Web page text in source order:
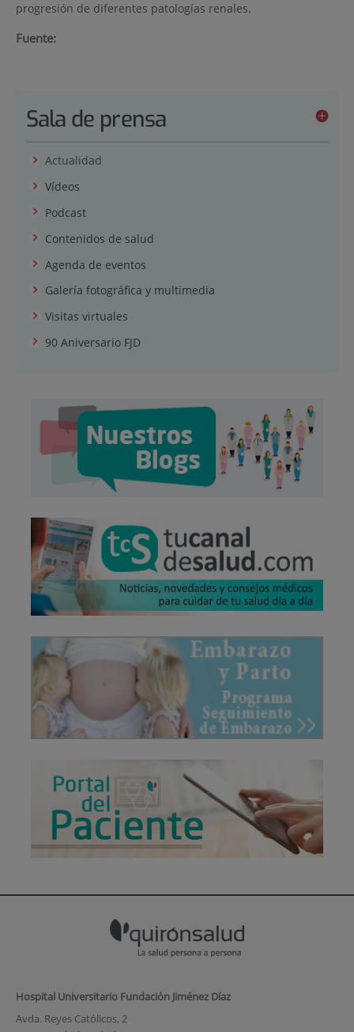
progresión de diferentes patologías renales.
Fuente:
Sala de prensa
Actualidad
Vídeos
Podcast
Contenidos de salud
Agenda de eventos
Galería fotográfica y multimedia
Visitas virtuales
90 Aniversario FJD
Hospital Universitario Fundación Jiménez Díaz
Avda. Reyes Católicos, 2